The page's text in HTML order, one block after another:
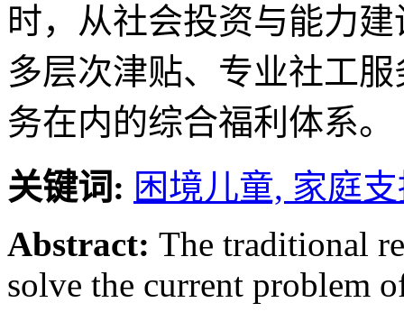
时，从社会投资与能力
多层次津贴、专业社工
务在内的综合福利体系。
关键词: 困境儿童, 家庭
Abstract: The traditional
solve the current problem